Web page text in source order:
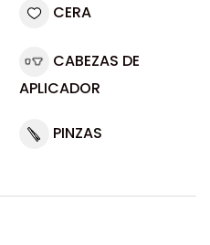
CERA
CABEZAS DE
APLICADOR
PINZAS